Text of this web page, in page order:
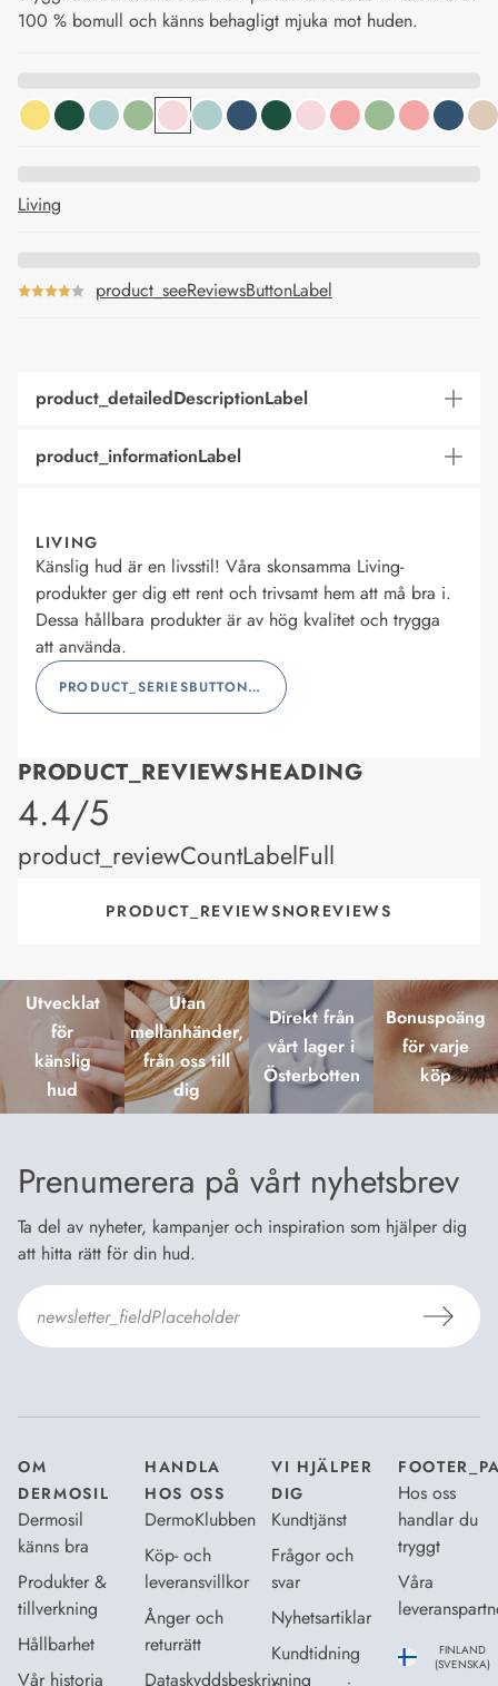
100 % bomull och känns behagligt mjuka mot huden.
Living
product_seeReviewsButtonLabel
product_detailedDescriptionLabel
product_informationLabel
LIVING
Känslig hud är en livsstil! Våra skonsamma Living-
produkter ger dig ett rent och trivsamt hem att må bra i.
Dessa hållbara produkter är av hög kvalitet och trygga
att använda.
PRODUCT_SERIESBUTTONLABEL
PRODUCT_REVIEWSHEADING
product_rating
4.4/5
product_reviewCountLabelFull
PRODUCT_REVIEWSNOREVIEWS
Utvecklat
för
känslig
hud
Utan
mellanhänder,
från oss till
dig
Direkt från
vårt lager i
Österbotten
Bonuspoäng
för varje
köp
Prenumerera på vårt nyhetsbrev
Ta del av nyheter, kampanjer och inspiration som hjälper dig
att hitta rätt för din hud.
OM
DERMOSIL
Dermosil
känns bra
Produkter &
tillverkning
Hållbarhet
Vår historia
HANDLA
HOS OSS
DermoKlubben
Köp- och
leveransvillkor
Ånger och
returrätt
Dataskyddsbeskrivning
VI HJÄLPER
DIG
Kundtjänst
Frågor och
svar
Nyhetsartiklar
Kundtidning
Hos oss
handlar du
tryggt
Våra
FINLAND
(SVENSKA)